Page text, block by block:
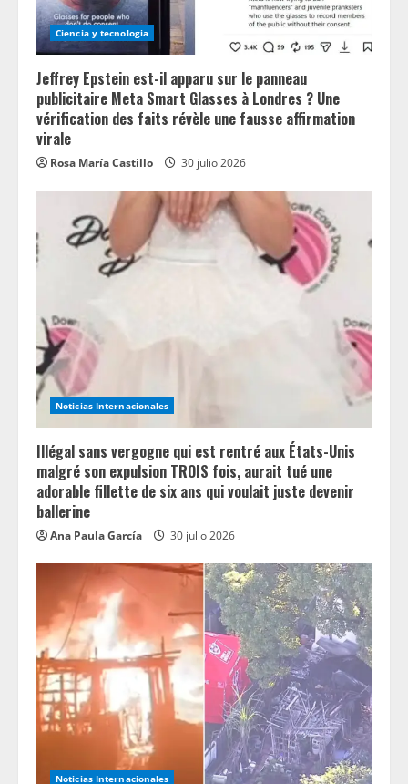
Ciencia y tecnologia
Jeffrey Epstein est-il apparu sur le panneau
publicitaire Meta Smart Glasses à Londres ? Une
vérification des faits révèle une fausse affirmation
virale
Rosa María Castillo 30 julio 2026
Noticias Internacionales
Illégal sans vergogne qui est rentré aux États-Unis
malgré son expulsion TROIS fois, aurait tué une
adorable fillette de six ans qui voulait juste devenir
ballerine
Ana Paula García 30 julio 2026
Noticias Internacionales